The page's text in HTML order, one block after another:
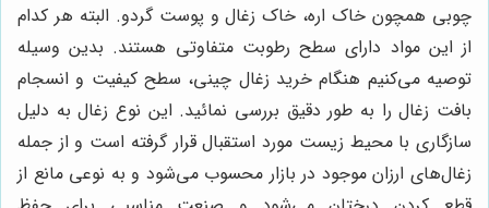
چوبی همچون خاک اره، خاک زغال و پوست گردو. البته هر کدام
از این مواد دارای سطح رطوبت متفاوتی هستند. بدین وسیله
توصیه می‌کنیم هنگام خرید زغال چینی، سطح کیفیت و انسجام
بافت زغال را به طور دقیق بررسی نمائید. این نوع زغال به دلیل
سازگاری با محیط زیست مورد استقبال قرار گرفته است و از جمله
زغال‌های ارزان موجود در بازار محسوب می‌شود و به نوعی مانع از